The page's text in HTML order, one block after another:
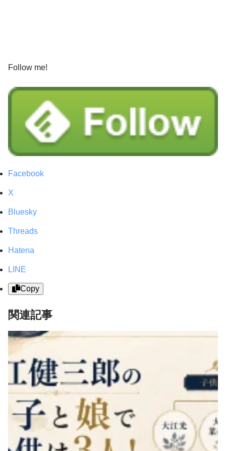
Follow me!
Facebook
X
Bluesky
Threads
Hatena
LINE
Copy
関連記事